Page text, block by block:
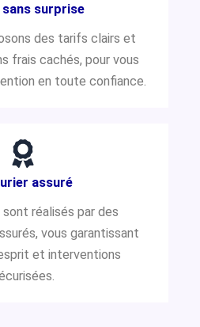
surprise
des tarifs clairs et
frais cachés, pour vous
en toute confiance.
assuré
réalisés par des
vous garantissant
et interventions